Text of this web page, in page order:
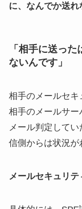
に、なんでか送れ
「相手に送っ
ないんです」
相手のメールセキ
相手のメールサ
メール判定して
信側からは状況が
メールセキュリテ